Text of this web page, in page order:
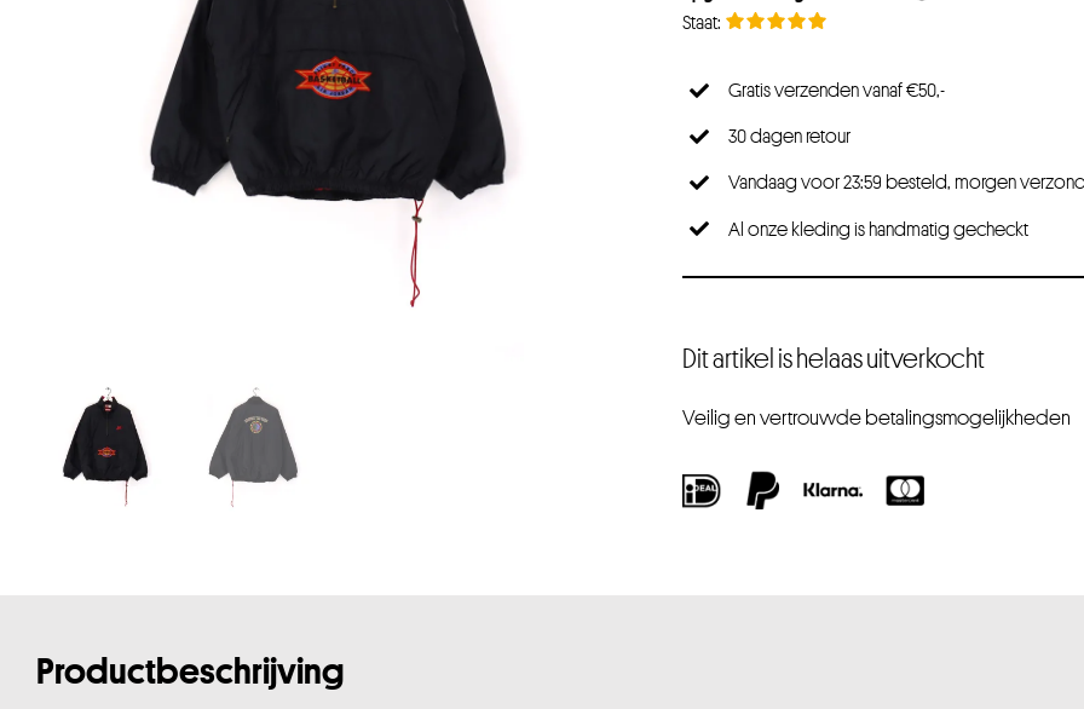
Gratis verzenden vanaf €50,-
30 dagen retour
Vandaag voor 23:59 besteld, morgen
Al onze kleding is handmatig gecheckt
Dit artikel is helaas uitverkocht
Veilig en vertrouwde betalingsmogelijkheden
Productbeschrijving